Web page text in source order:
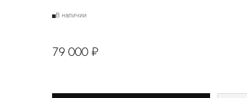
В наличии
79 000 ₽